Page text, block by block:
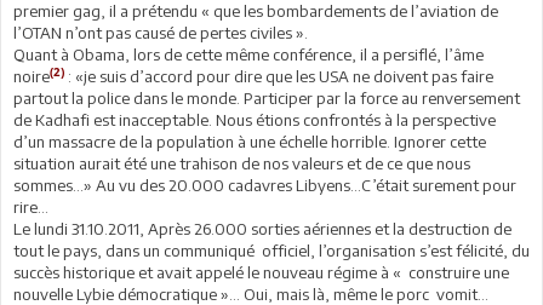
premier gag, il a prétendu « que les bombardements de l’aviation de
l’OTAN n’ont pas causé de pertes civiles ».
Quant à Obama, lors de cette même conférence, il a persiflé, l’âme
noire(2) : «je suis d’accord pour dire que les USA ne doivent pas faire
partout la police dans le monde. Participer par la force au renversement
de Kadhafi est inacceptable. Nous étions confrontés à la perspective
d’un massacre de la population à une échelle horrible. Ignorer cette
situation aurait été une trahison de nos valeurs et de ce que nous
sommes…» Au vu des 20.000 cadavres Libyens...C’était surement pour
rire...
Le lundi 31.10.2011, Après 26.000 sorties aériennes et la destruction de
tout le pays, dans un communiqué officiel, l’organisation s’est félicité, du
succès historique et avait appelé le nouveau régime à « construire une
nouvelle Lybie démocratique »… Oui, mais là, même le porc vomit…